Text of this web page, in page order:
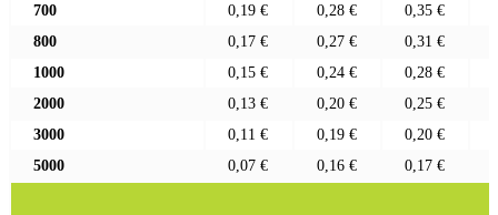
700
0,19 € 0,28 € 0,35 €
800
0,17 € 0,27 € 0,31 €
1000
0,15 € 0,24 € 0,28 €
2000
0,13 € 0,20 € 0,25 €
3000
0,11 € 0,19 € 0,20 €
5000
0,07 € 0,16 € 0,17 €